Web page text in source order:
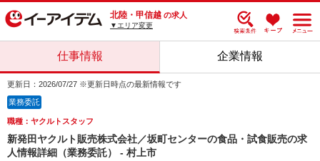
北陸・甲信越 の求人
▼エリア変更
仕事情報 企業情報
更新日：2026/07/27 ※更新日時点の最新情報です
業務委託
職種：ヤクルトスタッフ
新発田ヤクルト販売株式会社／坂町センターの食品・試食販売の求
人情報詳細（業務委託） - 村上市